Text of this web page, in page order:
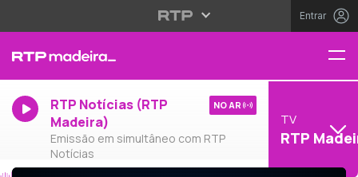
Entrar
RTP Notícias (RTP
Madeira)
Emissão em simultâneo com RTP
Notícias
NO AR
TV
RTP